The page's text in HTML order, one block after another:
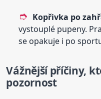
Kopřivka po
vystouplé pupeny.
se opakuje i po
Vážnější příčiny,
pozornost